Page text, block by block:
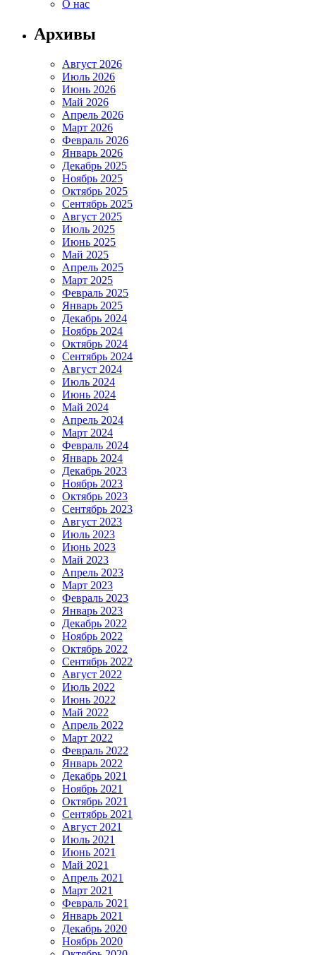
О нас
Архивы
Август 2026
Июль 2026
Июнь 2026
Май 2026
Апрель 2026
Март 2026
Февраль 2026
Январь 2026
Декабрь 2025
Ноябрь 2025
Октябрь 2025
Сентябрь 2025
Август 2025
Июль 2025
Июнь 2025
Май 2025
Апрель 2025
Март 2025
Февраль 2025
Январь 2025
Декабрь 2024
Ноябрь 2024
Октябрь 2024
Сентябрь 2024
Август 2024
Июль 2024
Июнь 2024
Май 2024
Апрель 2024
Март 2024
Февраль 2024
Январь 2024
Декабрь 2023
Ноябрь 2023
Октябрь 2023
Сентябрь 2023
Август 2023
Июль 2023
Июнь 2023
Май 2023
Апрель 2023
Март 2023
Февраль 2023
Январь 2023
Декабрь 2022
Ноябрь 2022
Октябрь 2022
Сентябрь 2022
Август 2022
Июль 2022
Июнь 2022
Май 2022
Апрель 2022
Март 2022
Февраль 2022
Январь 2022
Декабрь 2021
Ноябрь 2021
Октябрь 2021
Сентябрь 2021
Август 2021
Июль 2021
Июнь 2021
Май 2021
Апрель 2021
Март 2021
Февраль 2021
Январь 2021
Декабрь 2020
Ноябрь 2020